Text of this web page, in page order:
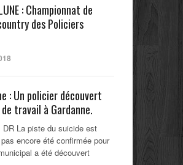
: Championnat de
des Policiers
: Un policier découvert
travail à Gardanne.
La piste du suicide est
encore été confirmée pour
a été découvert